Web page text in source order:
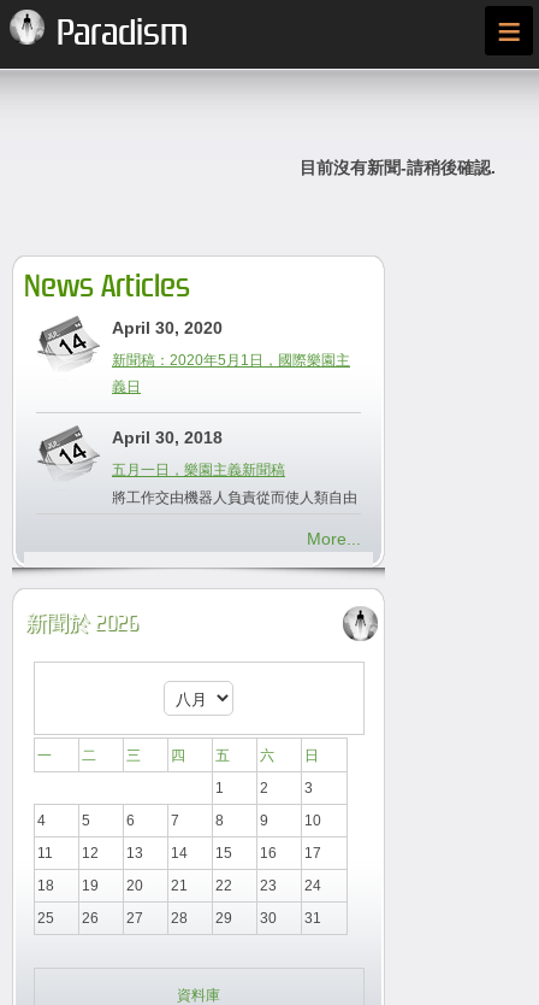
Paradism ≡
目前沒有新聞-請稍後確認.
News Articles
April 30, 2020
新聞稿：2020年5月1日，國際樂園主
義日
April 30, 2018
五月一日，樂園主義新聞稿
將工作交由機器人負責從而使人類自由
More...
新聞於 2026
一 二 三 四 五 六
日
1
2
3
4
5 6 7 8 9
10
11
12 13 14 15 16
17
18
19 20 21 22 23
24
25
26 27 28 29 30 31
資料庫